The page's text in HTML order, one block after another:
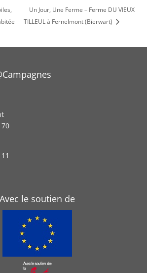
Un Jour, Une Ferme – Ferme DU VIEUX
TILLEUL à Fernelmont (Bierwart)
Avec le soutien de